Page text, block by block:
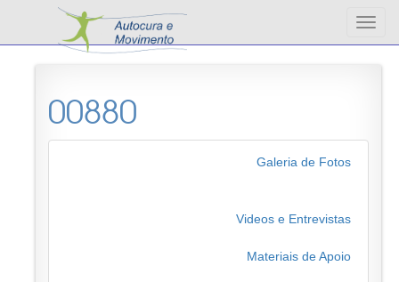
00880
Galeria de Fotos
Videos e Entrevistas
Materiais de Apoio